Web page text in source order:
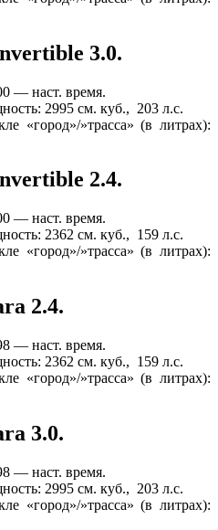
3.0.
— наст. время.
2995 см. куб., 203 л.с.
«город»/»трасса» (в литрах):
2.4.
— наст. время.
2362 см. куб., 159 л.с.
«город»/»трасса» (в литрах):
2.4.
— наст. время.
2362 см. куб., 159 л.с.
«город»/»трасса» (в литрах):
3.0.
— наст. время.
2995 см. куб., 203 л.с.
«город»/»трасса» (в литрах):